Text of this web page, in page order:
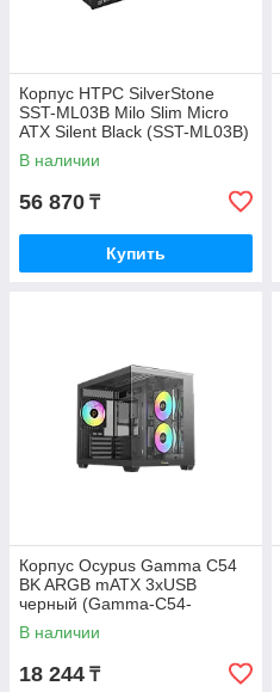
Корпус HTPC SilverStone
SST-ML03B Milo Slim Micro
ATX Silent Black (SST-ML03B)
В наличии
56 870 ₸
Купить
Корпус Ocypus Gamma C54
BK ARGB mATX 3xUSB
черный (Gamma-C54-
BKD300XX-GL)
В наличии
18 244 ₸